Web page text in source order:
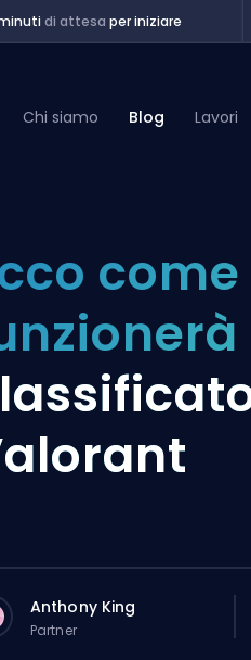
di attesa per iniziare
Chi siamo Blog Lavori
come
Anthony King
Partner